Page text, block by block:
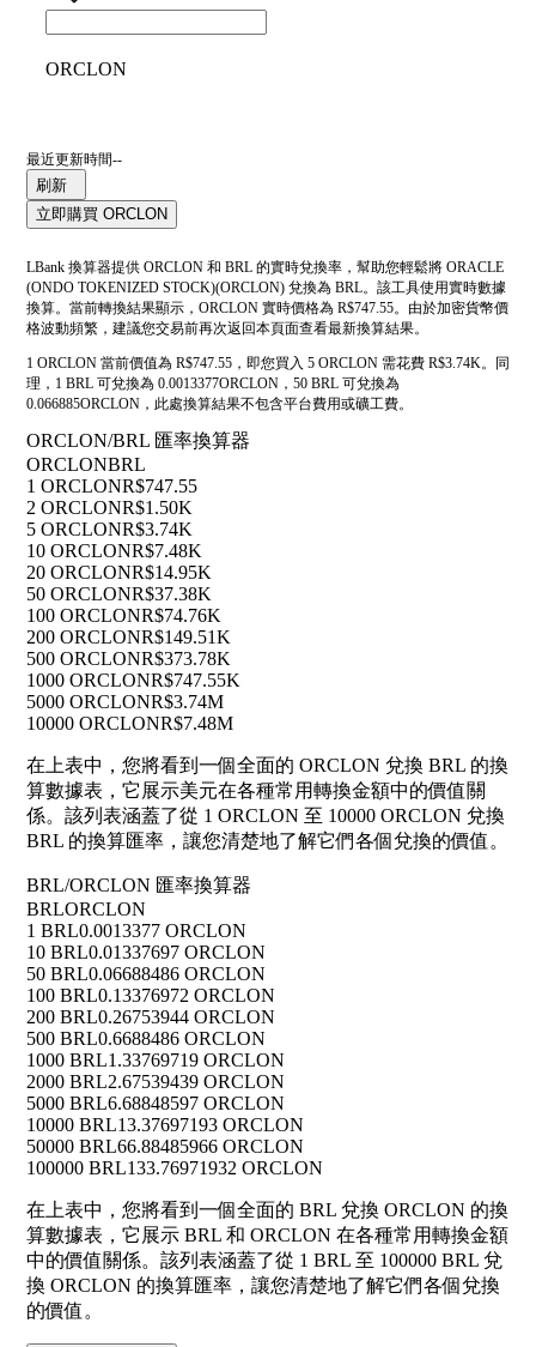
ORCLON
最近更新時間--
刷新
立即購買 ORCLON
LBank 換算器提供 ORCLON 和 BRL 的實時兌換率，幫助您輕鬆將 ORACLE
(ONDO TOKENIZED STOCK)(ORCLON) 兌換為 BRL。該工具使用實時數據
換算。當前轉換結果顯示，ORCLON 實時價格為 R$747.55。由於加密貨幣價
格波動頻繁，建議您交易前再次返回本頁面查看最新換算結果。
1 ORCLON 當前價值為 R$747.55，即您買入 5 ORCLON 需花費 R$3.74K。同
理，1 BRL 可兌換為 0.0013377ORCLON，50 BRL 可兌換為
0.066885ORCLON，此處換算結果不包含平台費用或礦工費。
ORCLON/BRL 匯率換算器
ORCLONBRL
1 ORCLONR$747.55
2 ORCLONR$1.50K
5 ORCLONR$3.74K
10 ORCLONR$7.48K
20 ORCLONR$14.95K
50 ORCLONR$37.38K
100 ORCLONR$74.76K
200 ORCLONR$149.51K
500 ORCLONR$373.78K
1000 ORCLONR$747.55K
5000 ORCLONR$3.74M
10000 ORCLONR$7.48M
在上表中，您將看到一個全面的 ORCLON 兌換 BRL 的換
算數據表，它展示美元在各種常用轉換金額中的價值關
係。該列表涵蓋了從 1 ORCLON 至 10000 ORCLON 兌換
BRL 的換算匯率，讓您清楚地了解它們各個兌換的價值。
BRL/ORCLON 匯率換算器
BRLORCLON
1 BRL0.0013377 ORCLON
10 BRL0.01337697 ORCLON
50 BRL0.06688486 ORCLON
100 BRL0.13376972 ORCLON
200 BRL0.26753944 ORCLON
500 BRL0.6688486 ORCLON
1000 BRL1.33769719 ORCLON
2000 BRL2.67539439 ORCLON
5000 BRL6.68848597 ORCLON
10000 BRL13.37697193 ORCLON
50000 BRL66.88485966 ORCLON
100000 BRL133.76971932 ORCLON
在上表中，您將看到一個全面的 BRL 兌換 ORCLON 的換
算數據表，它展示 BRL 和 ORCLON 在各種常用轉換金額
中的價值關係。該列表涵蓋了從 1 BRL 至 100000 BRL 兌
換 ORCLON 的換算匯率，讓您清楚地了解它們各個兌換
的價值。